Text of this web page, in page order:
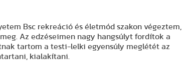
Bsc rekreáció és életmód szakon végeztem,
Az edzéseimen nagy hangsúlyt fordítok a
tartom a testi-lelki egyensúly meglétét az
kialakítani.